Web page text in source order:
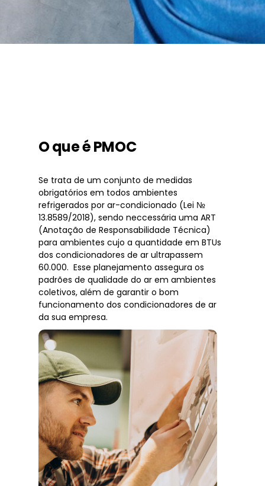
O que é PMOC
Se trata de um conjunto de medidas
obrigatórios em todos ambientes
refrigerados por ar-condicionado (Lei №
13.8589/2018), sendo neccessária uma ART
(Anotação de Responsabilidade Técnica)
para ambientes cujo a quantidade em BTUs
dos condicionadores de ar ultrapassem
60.000. Esse planejamento assegura os
padrões de qualidade do ar em ambientes
coletivos, além de garantir o bom
funcionamento dos condicionadores de ar
da sua empresa.